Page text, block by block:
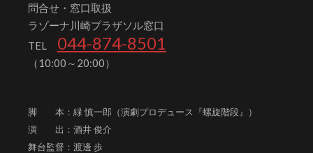
問合せ・窓口取扱
ラゾーナ川崎プラザソル窓口
TEL 044-874-8501
（10:00～20:00）
脚 本：緑 慎一郎（演劇プロデュース『螺旋階段』）
演 出：酒井 俊介
舞台監督：渡邊 歩